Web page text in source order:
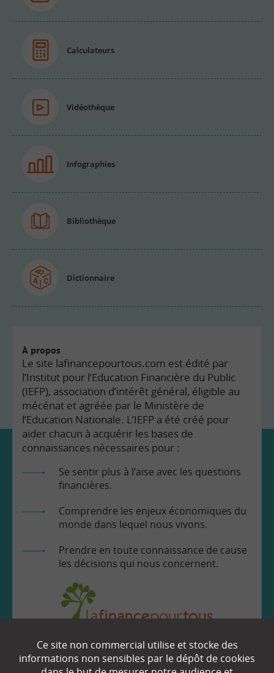
Calculateurs
Vidéothèque
Infographies
Bibliothèque
Dictionnaire
À propos
Le site lafinancepourtous.com est édité par
l’Institut pour l’Education Financière du Public
(IEFP), association d’intérêt général, éligible au
mécénat et agréée par le Ministère de
l’Education Nationale. L’IEFP a été créé pour
aider chacun à acquérir les bases de
connaissances nécessaires pour :
Se sentir plus à l’aise avec les questions
financières.
Comprendre les enjeux économiques du
monde dans lequel nous vivons.
Prendre en toute connaissance de cause
les décisions qui nous concernent.
EN SAVOIR
Ce site non commercial utilise et stocke des
informations non sensibles par le dépôt de cookies